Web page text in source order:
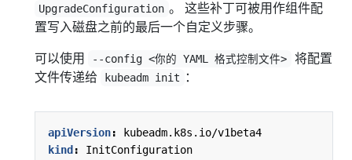
UpgradeConfiguration 。 这些补丁可被用作组件配
置写入磁盘之前的最后一个自定义步骤。
可以使用
--config <你的 YAML 格式控制文件>
将配置
文件传递给
kubeadm init ：
apiVersion:
kubeadm.k8s.io/v1beta4
kind :
InitConfiguration